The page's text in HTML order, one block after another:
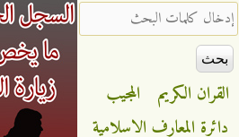
كلمات البحث
الكريم المجيب
المعارف الاسلامية